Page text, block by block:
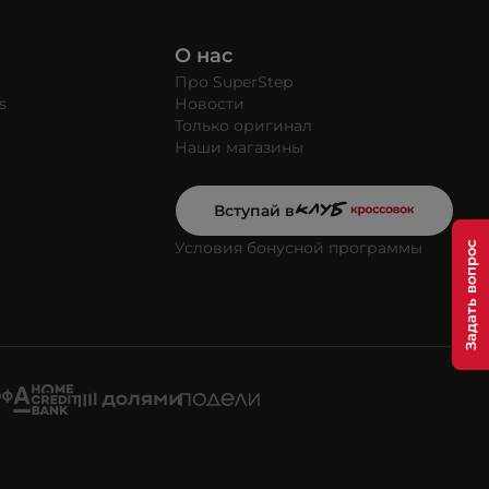
О нас
Про SuperStep
Новости
Только оригинал
Наши магазины
Вступай в
Условия бонусной программы